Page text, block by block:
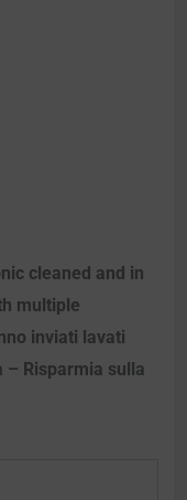
cleaned and in
multiple
inviati lavati
– Risparmia sulla